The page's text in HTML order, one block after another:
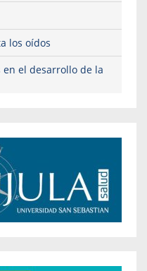
los oídos
el desarrollo de la